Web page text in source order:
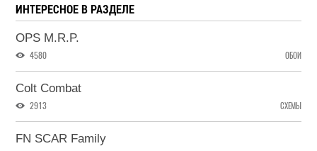
ИНТЕРЕСНОЕ В РАЗДЕЛЕ
OPS M.R.P.
4580 ОБОИ
Colt Combat
2913 СХЕМЫ
FN SCAR Family